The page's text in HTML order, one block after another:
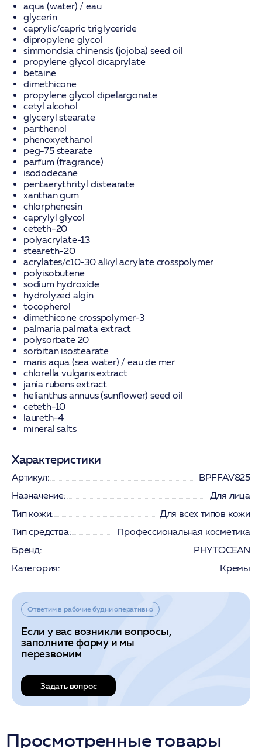
aqua (water) / eau
glycerin
caprylic/capric triglyceride
dipropylene glycol
simmondsia chinensis (jojoba) seed oil
propylene glycol dicaprylate
betaine
dimethicone
propylene glycol dipelargonate
cetyl alcohol
glyceryl stearate
panthenol
phenoxyethanol
peg-75 stearate
parfum (fragrance)
isododecane
pentaerythrityl distearate
xanthan gum
chlorphenesin
caprylyl glycol
ceteth-20
polyacrylate-13
steareth-20
acrylates/c10-30 alkyl acrylate crosspolymer
polyisobutene
sodium hydroxide
hydrolyzed algin
tocopherol
dimethicone crosspolymer-3
palmaria palmata extract
polysorbate 20
sorbitan isostearate
maris aqua (sea water) / eau de mer
chlorella vulgaris extract
jania rubens extract
helianthus annuus (sunflower) seed oil
ceteth-10
laureth-4
mineral salts
Характеристики
Артикул:
BPFFAV825
Назначение:
Для лица
Тип кожи:
Для всех типов кожи
Тип средства:
Профессиональная косметика
Бренд:
PHYTOCEAN
Категория:
Кремы
Ответим в рабочие будни оперативно
Если у вас возникли вопросы,
заполните форму и мы
перезвоним
Задать вопрос
Просмотренные товары